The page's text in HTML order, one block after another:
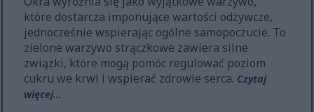
które dostarcza imponujące wartości odżywcze,
jednocześnie wspierając ogólne samopoczucie. To
zielone warzywo strączkowe zawiera silne
związki, które mogą pomóc regulować poziom
cukru we krwi i wspierać zdrowie serca. Czytaj
więcej...